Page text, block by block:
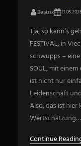
Beatrix
Tja, so kann’s
FESTIVAL, in
schwupps – eine
SOUL, mit
ist nicht nur
Leidenschaft
Also, das ist
Wertschätzung…
Continue